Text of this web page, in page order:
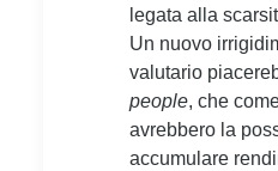
legata alla
Un nuovo
valutario
people, che
avrebbero la
accumulare